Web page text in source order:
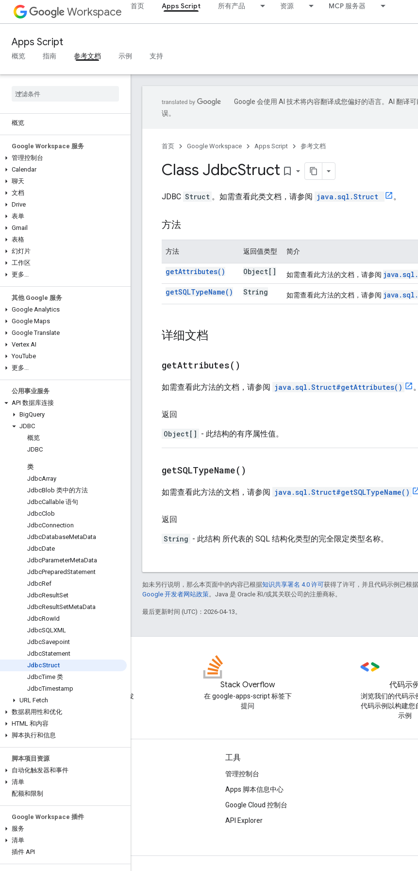
Workspace 首页 Apps Script 所有产品 资源 MCP 服务器
Apps Script
概览 指南 参考文档 示例 支持
概览
Google Workspace 服务
管理控制台
Calendar
聊天
文档
Drive
表单
Gmail
表格
幻灯片
工作区
更多...
其他 Google 服务
Google Analytics
Google Maps
Google Translate
Vertex AI
YouTube
更多...
公用事业服务
API 数据库连接
BigQuery
JDBC
概览
JDBC
类
JdbcArray
JdbcBlob 类中的方法
JdbcCallable 语句
JdbcClob
JdbcConnection
JdbcDatabaseMetaData
JdbcDate
JdbcParameterMetaData
JdbcPreparedStatement
JdbcRef
JdbcResultSet
JdbcResultSetMetaData
JdbcRowId
JdbcSQLXML
JdbcSavepoint
JdbcStatement
JdbcStruct
JdbcTime 类
JdbcTimestamp
URL Fetch
数据易用性和优化
HTML 和内容
脚本执行和信息
脚本项目资源
自动化触发器和事件
清单
配额和限制
Google Workspace 插件
服务
清单
插件 API
Google 会使用 AI 技术将内容翻译成您偏好的语言。AI 翻译
误。
首页 Google Workspace Apps Script 参考文档
Class JdbcStruct bookmark_border
JDBC Struct 。如需查看此类文档，请参阅 java.sql.Struct 。
方法
方法 返回值类型 简介
getAttributes( ) Object[] 如需查看此方法的文档，请参阅
getSQLTypeName( ) String 如需查看此方法的文档，请参阅
详细文档
getAttributes( )
如需查看此方法的文档，请参阅 java.sql.Struct#getAttributes() 。
返回
Object[] - 此结构的有序属性值。
getSQLTypeName( )
如需查看此方法的文档，请参阅 java.sql.Struct#getSQLTypeName()
返回
String - 此结构 所代表的 SQL 结构化类型的完全限定类型名称。
如未另行说明，那么本页面中的内容已根据知识共享署名 4.0 许可获得了许可，并且代码示例已根据
Google 开发者网站政策。Java 是 Oracle 和/或其关联公司的注册商标。
最后更新时间 (UTC)：2026-04-13。
阅读 Google Workspace 开发
Stack Overflow
在 google-apps-script 标签下
提问
代码示
浏览我们的代码示
代码示例以构建您
示例
面向开发者的 Google Workspace
平台概览
开发者产品
版本说明
开发者支持
服务条款
工具
管理控制台
Apps 脚本信息中心
Google Cloud 控制台
API Explorer